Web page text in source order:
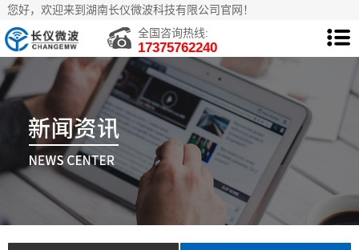
您好，欢迎来到湖南长仪微波科技有限公司官网！
全国咨询热线:
17375762240